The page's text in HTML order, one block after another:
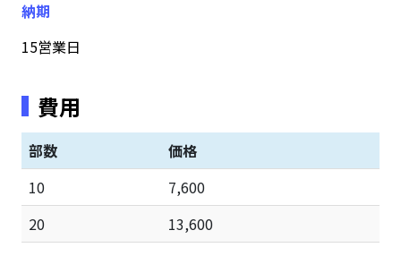
納期
15営業日
費用
部数
価格
10
7,600
20
13,600